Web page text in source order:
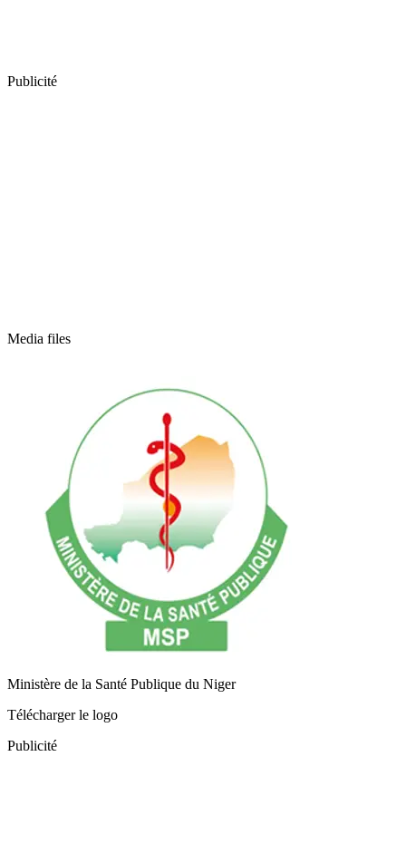
Publicité
Media files
Ministère de la Santé Publique du Niger
Télécharger le logo
Publicité